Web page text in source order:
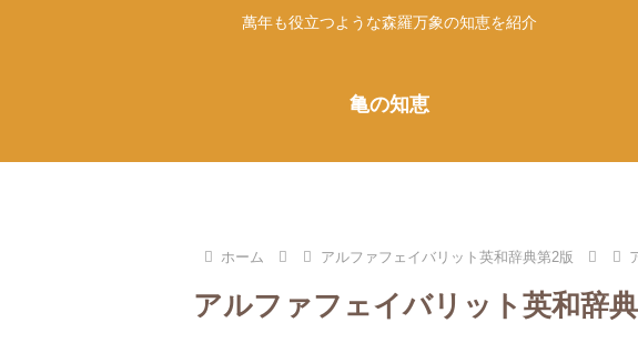
萬年も役立つような森羅万象の知恵を紹介
亀の知恵
ホーム アルファフェイバリット英和辞典第2版
アルファフェイバリット英和辞